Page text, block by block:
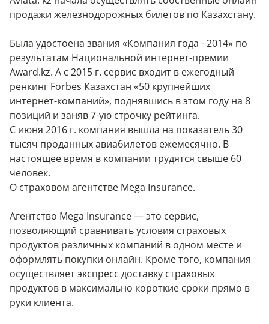
продажи железнодорожных билетов по Казахстану.
Была удостоена звания «Компания года - 2014» по
результатам Национальной интернет-премии
Award.kz. А с 2015 г. сервис входит в ежегодный
ренкинг Forbes Казахстан «50 крупнейших
интернет-компаний», поднявшись в этом году на 8
позиций и заняв 7-ую строчку рейтинга.
С июня 2016 г. компания вышла на показатель 30
тысяч проданных авиабилетов ежемесячно. В
настоящее время в компании трудятся свыше 60
человек.
О страховом агентстве Mega Insurance.
Агентство Mega Insurance — это сервис,
позволяющий сравнивать условия страховых
продуктов различных компаний в одном месте и
оформлять покупки онлайн. Кроме того, компания
осуществляет экспресс доставку страховых
продуктов в максимально короткие сроки прямо в
руки клиента.